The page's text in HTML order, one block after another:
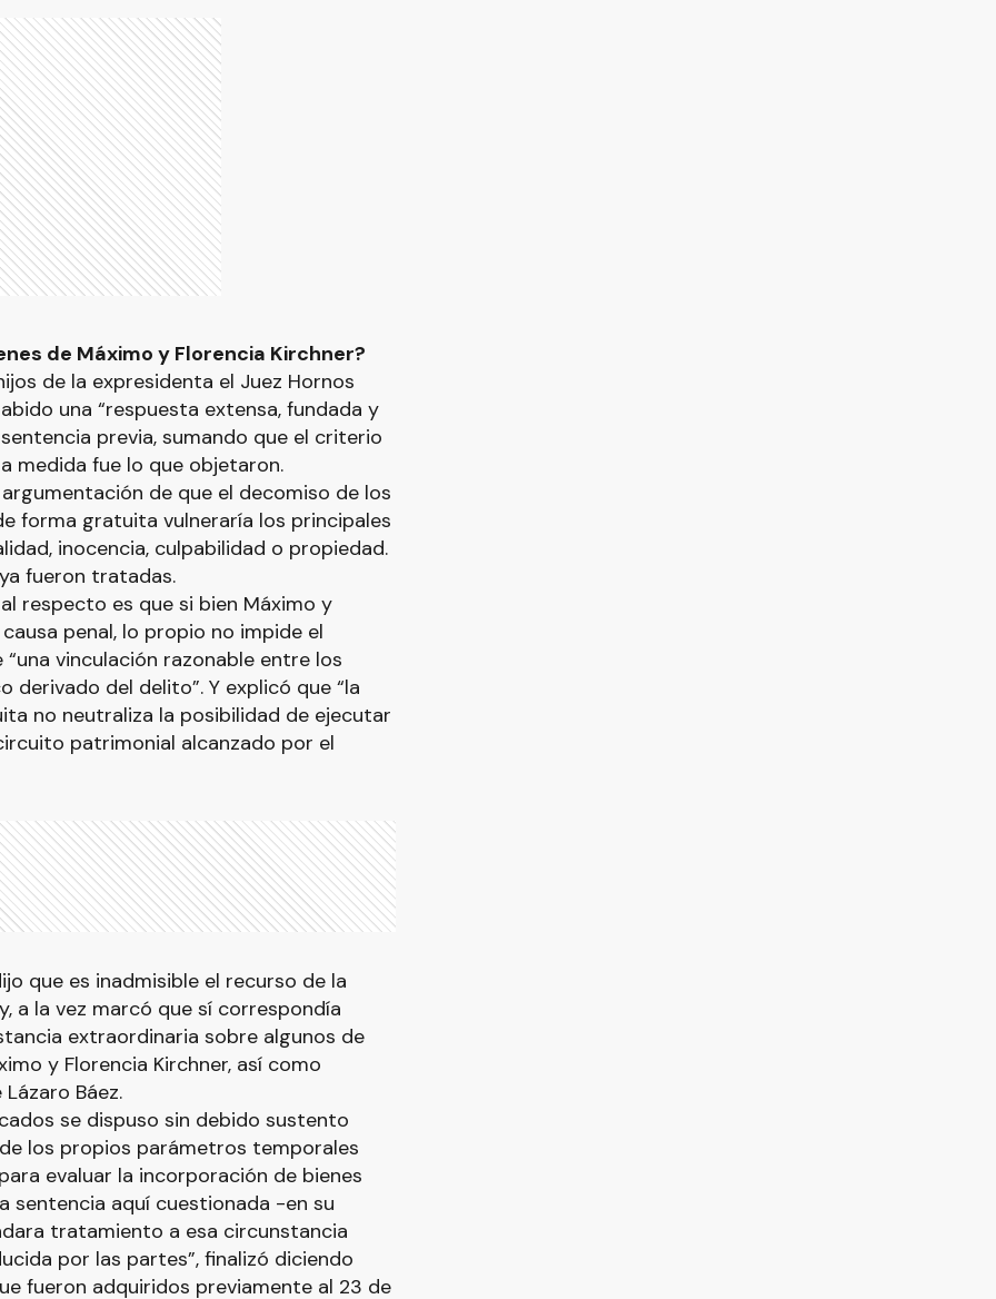
de Máximo y Florencia Kirchner?
de la expresidenta el Juez Hornos
una “respuesta extensa, fundada y
previa, sumando que el criterio
medida fue lo que objetaron.
de que el decomiso de los
forma gratuita vulneraría los principales
inocencia, culpabilidad o propiedad.
fueron tratadas.
respecto es que si bien Máximo y
penal, lo propio no impide el
vinculación razonable entre los
derivado del delito”. Y explicó que “la
no neutraliza la posibilidad de ejecutar
patrimonial alcanzado por el
que es inadmisible el recurso de la
a la vez marcó que sí correspondía
extraordinaria sobre algunos de
y Florencia Kirchner, así como
Báez.
se dispuso sin debido sustento
los propios parámetros temporales
evaluar la incorporación de bienes
sentencia aquí cuestionada -en su
tratamiento a esa circunstancia
por las partes”, finalizó diciendo
fueron adquiridos previamente al 23 de